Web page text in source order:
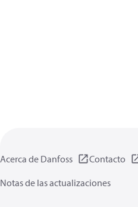
Acerca de Danfoss
Contacto
Notas de las actualizaciones